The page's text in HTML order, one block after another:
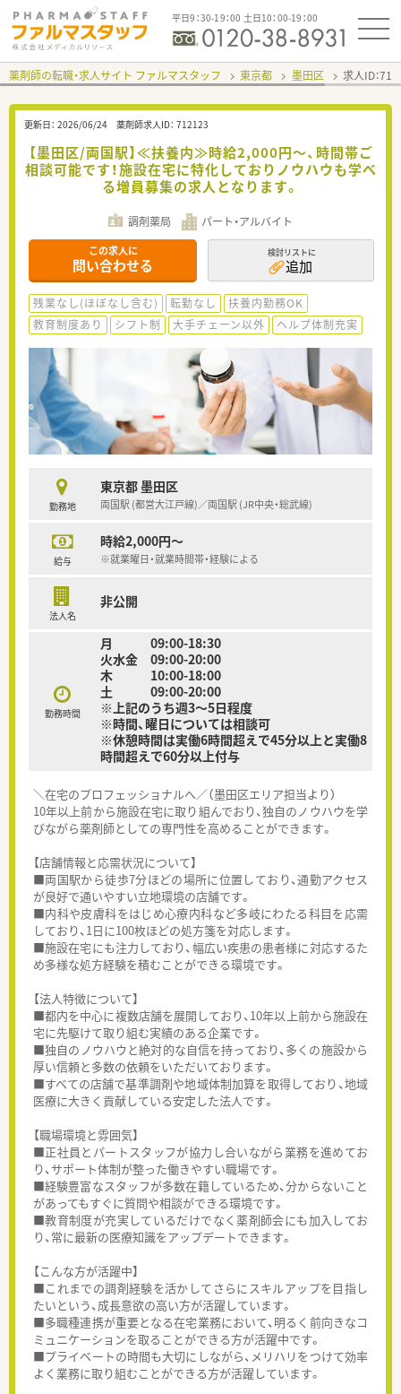
平日9：30-19：00 土日10：00-19：00
薬剤師の転職・求人サイト ファルマスタッフ 東京都 墨田区 求人ID：
更新日： 2026/06/24 薬剤師求人ID： 712123
【墨田区/両国駅】≪扶養内≫時給2,000円～、時間帯ご
相談可能です！施設在宅に特化しておりノウハウも学べ
る増員募集の求人となります。
調剤薬局 パート・アルバイト
この求人に
問い合わせる
検討リストに
追加
残業なし(ほぼなし含む) 転勤なし
扶養内勤務OK
教育制度あり
シフト制 大手チェーン以外 ヘルプ体制充実
勤務地
東京都 墨田区
両国駅 (都営大江戸線)／両国駅 (JR中央・総武線)
給与
時給2,000円～
※就業曜日・就業時間帯・経験による
法人名
非公開
勤務時間
月 09:00-18:30
火水金 09:00-20:00
木 10:00-18:00
土 09:00-20:00
※上記のうち週3～5日程度
※時間、曜日については相談可
※休憩時間は実働6時間超えで45分以上と実働8
時間超えで60分以上付与
＼在宅のプロフェッショナルへ／（墨田区エリア担当より）
10年以上前から施設在宅に取り組んでおり、独自のノウハウを学
びながら薬剤師としての専門性を高めることができます。
【店舗情報と応需状況について】
■両国駅から徒歩7分ほどの場所に位置しており、通勤アクセス
が良好で通いやすい立地環境の店舗です。
■内科や皮膚科をはじめ心療内科など多岐にわたる科目を応需
しており、1日に100枚ほどの処方箋を対応します。
■施設在宅にも注力しており、幅広い疾患の患者様に対応するた
め多様な処方経験を積むことができる環境です。
【法人特徴について】
■都内を中心に複数店舗を展開しており、10年以上前から施設在
宅に先駆けて取り組む実績のある企業です。
■独自のノウハウと絶対的な自信を持っており、多くの施設から
厚い信頼と多数の依頼をいただいております。
■すべての店舗で基準調剤や地域体制加算を取得しており、地域
医療に大きく貢献している安定した法人です。
【職場環境と雰囲気】
■正社員とパートスタッフが協力し合いながら業務を進めてお
り、サポート体制が整った働きやすい職場です。
■経験豊富なスタッフが多数在籍しているため、分からないこと
があってもすぐに質問や相談ができる環境です。
■教育制度が充実しているだけでなく薬剤師会にも加入してお
り、常に最新の医療知識をアップデートできます。
【こんな方が活躍中】
■これまでの調剤経験を活かしてさらにスキルアップを目指し
たいという、成長意欲の高い方が活躍しています。
■多職種連携が重要となる在宅業務において、明るく前向きなコ
ミュニケーションを取ることができる方が活躍中です。
■プライベートの時間も大切にしながら、メリハリをつけて効率
よく業務に取り組むことができる方が活躍しています。